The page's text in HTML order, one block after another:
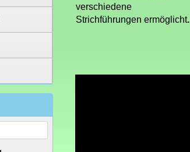
verschiedene
Strichführungen ermöglicht.